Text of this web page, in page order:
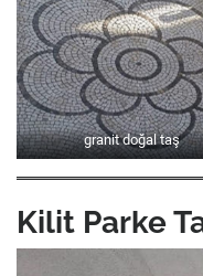
granit doğal taş
Kilit Parke